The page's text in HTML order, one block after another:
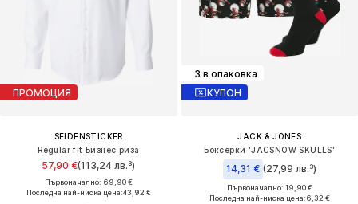
ПРОМОЦИЯ
SEIDENSTICKER
Regular fit Бизнес риза
57,90 €(113,24 лв.³)
Първоначално: 69,90 €
Последна най-ниска цена:43,92 €
3 в опаковка
КУПОН
JACK & JONES
Боксерки 'JACSNOW SKULLS'
14,31 € (27,99 лв.³)
Първоначално: 19,90 €
Последна най-ниска цена:6,32 €